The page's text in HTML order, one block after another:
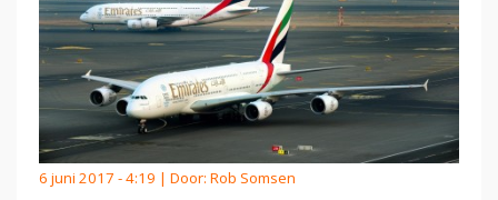
6 juni 2017 - 4:19 | Door: Rob Somsen